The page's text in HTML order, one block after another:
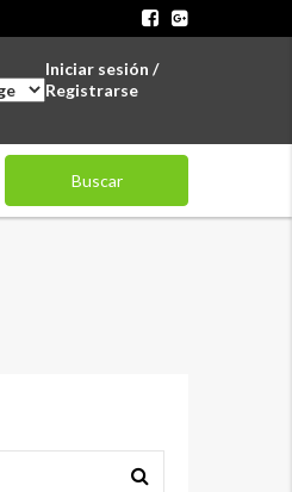
Iniciar sesión /
Registrarse
Buscar